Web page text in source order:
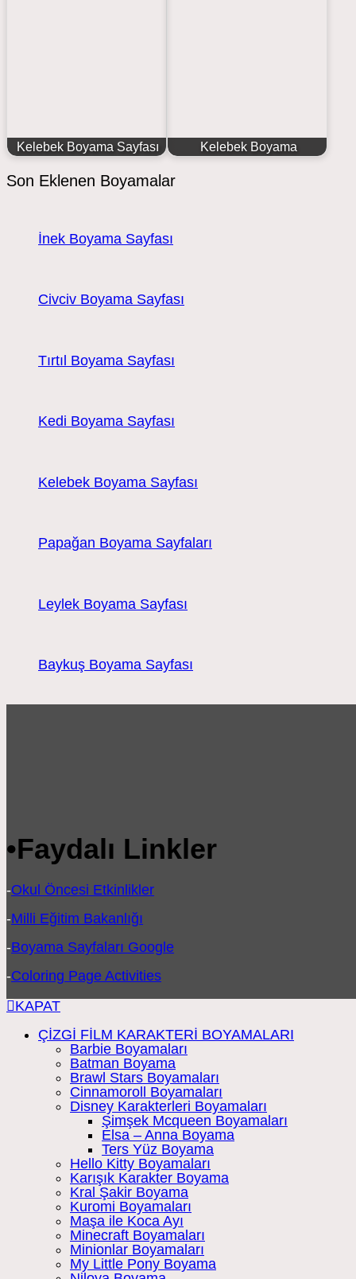
Kelebek Boyama Sayfası Kelebek Boyama
Son Eklenen Boyamalar
İnek Boyama Sayfası
Civciv Boyama Sayfası
Tırtıl Boyama Sayfası
Kedi Boyama Sayfası
Kelebek Boyama Sayfası
Papağan Boyama Sayfaları
Leylek Boyama Sayfası
Baykuş Boyama Sayfası
•Faydalı Linkler
-Okul Öncesi Etkinlikler
-Milli Eğitim Bakanlığı
-Boyama Sayfaları Google
-Coloring Page Activities
KAPAT
ÇİZGİ FİLM KARAKTERİ BOYAMALARI
Barbie Boyamaları
Batman Boyama
Brawl Stars Boyamaları
Cinnamoroll Boyamaları
Disney Karakterleri Boyamaları
Şimşek Mcqueen Boyamaları
Elsa – Anna Boyama
Ters Yüz Boyama
Hello Kitty Boyamaları
Karışık Karakter Boyama
Kral Şakir Boyama
Kuromi Boyamaları
Maşa ile Koca Ayı
Minecraft Boyamaları
Minionlar Boyamaları
My Little Pony Boyama